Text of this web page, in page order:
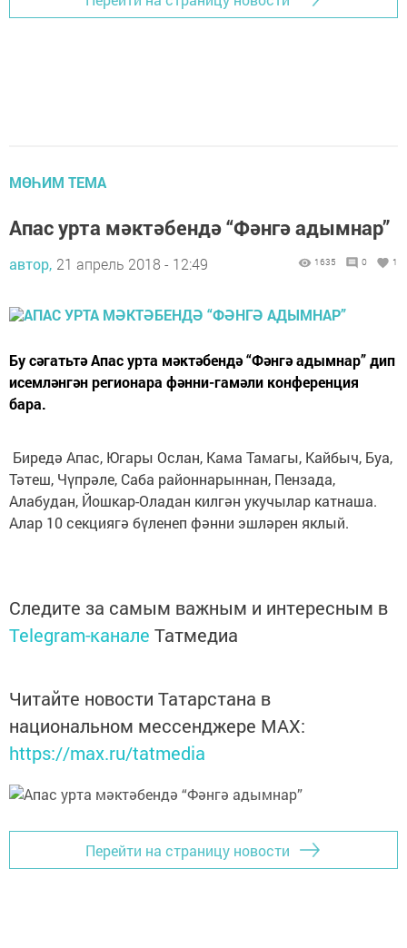
МӨҺИМ ТЕМА
Апас урта мәктәбендә “Фәнгә адымнар”
автор, 21 апрель 2018 - 12:49 1635 0 1
Бу сәгатьтә Апас урта мәктәбендә “Фәнгә адымнар” дип
исемләнгән регионара фәнни-гамәли конференция
бара.
Биредә Апас, Югары Ослан, Кама Тамагы, Кайбыч, Буа,
Тәтеш, Чүпрәле, Саба районнарыннан, Пензада,
Алабудан, Йошкар-Оладан килгән укучылар катнаша.
Алар 10 секциягә бүленеп фәнни эшләрен яклый.
Следите за самым важным и интересным в
Telegram-канале Татмедиа
Читайте новости Татарстана в
национальном мессенджере MАХ:
https://max.ru/tatmedia
Перейти на страницу новости